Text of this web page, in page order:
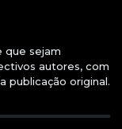
que sejam
autores, com
publicação original.